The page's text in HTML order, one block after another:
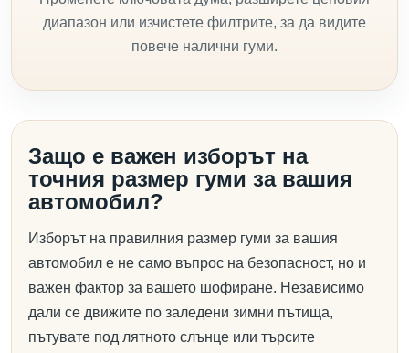
диапазон или изчистете филтрите, за да видите
повече налични гуми.
Защо е важен изборът на
точния размер гуми за вашия
автомобил?
Изборът на правилния размер гуми за вашия
автомобил е не само въпрос на безопасност, но и
важен фактор за вашето шофиране. Независимо
дали се движите по заледени зимни пътища,
пътувате под лятното слънце или търсите